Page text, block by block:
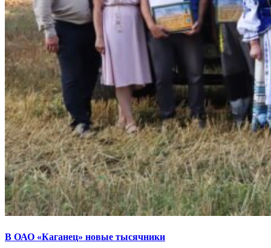
В ОАО «Каганец» новые тысячники